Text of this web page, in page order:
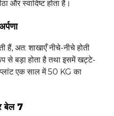
और स्वादिष्ट होता है।
हैं, अत: शाखाएँ नीचे-नीचे होती
से बड़ा होता है तथा इसमें खट्टे-
एक साल में 50 KG का
बेल 7